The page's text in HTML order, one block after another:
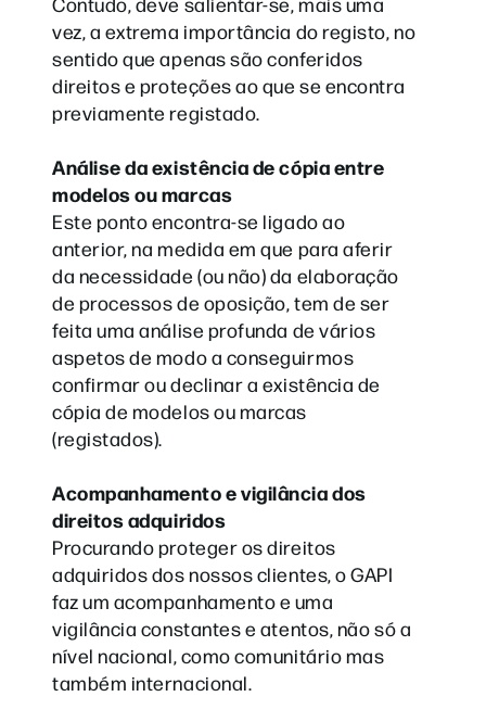
vez, a extrema importância do registo, no
sentido que apenas são conferidos
direitos e proteções ao que se encontra
previamente registado.
Análise da existência de cópia entre
modelos ou marcas
Este ponto encontra-se ligado ao
anterior, na medida em que para aferir
da necessidade (ou não) da elaboração
de processos de oposição, tem de ser
feita uma análise profunda de vários
aspetos de modo a conseguirmos
confirmar ou declinar a existência de
cópia de modelos ou marcas
(registados).
Acompanhamento e vigilância dos
direitos adquiridos
Procurando proteger os direitos
adquiridos dos nossos clientes, o GAPI
faz um acompanhamento e uma
vigilância constantes e atentos, não só a
nível nacional, como comunitário mas
também internacional.